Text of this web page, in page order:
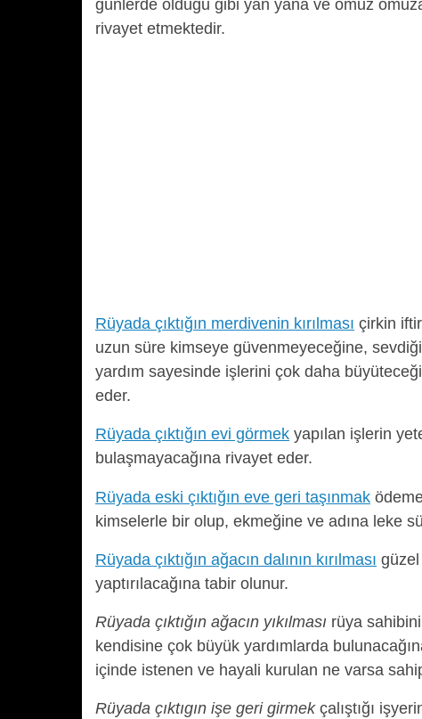
günlerde olduğu gibi yan yana ve omuz
rivayet etmektedir.
Rüyada çıktığın merdivenin kırılması çirkin
uzun süre kimseye güvenmeyeceğine,
yardım sayesinde işlerini çok daha
eder.
Rüyada çıktığın evi görmek yapılan işlerin
bulaşmayacağına rivayet eder.
Rüyada eski çıktığın eve geri taşınmak
kimselerle bir olup, ekmeğine ve adına leke
Rüyada çıktığın ağacın dalının kırılması
yaptırılacağına tabir olunur.
Rüyada çıktığın ağacın yıkılması rüya
kendisine çok büyük yardımlarda
içinde istenen ve hayali kurulan ne varsa
Rüyada çıktıgın işe geri girmekçalıştığı